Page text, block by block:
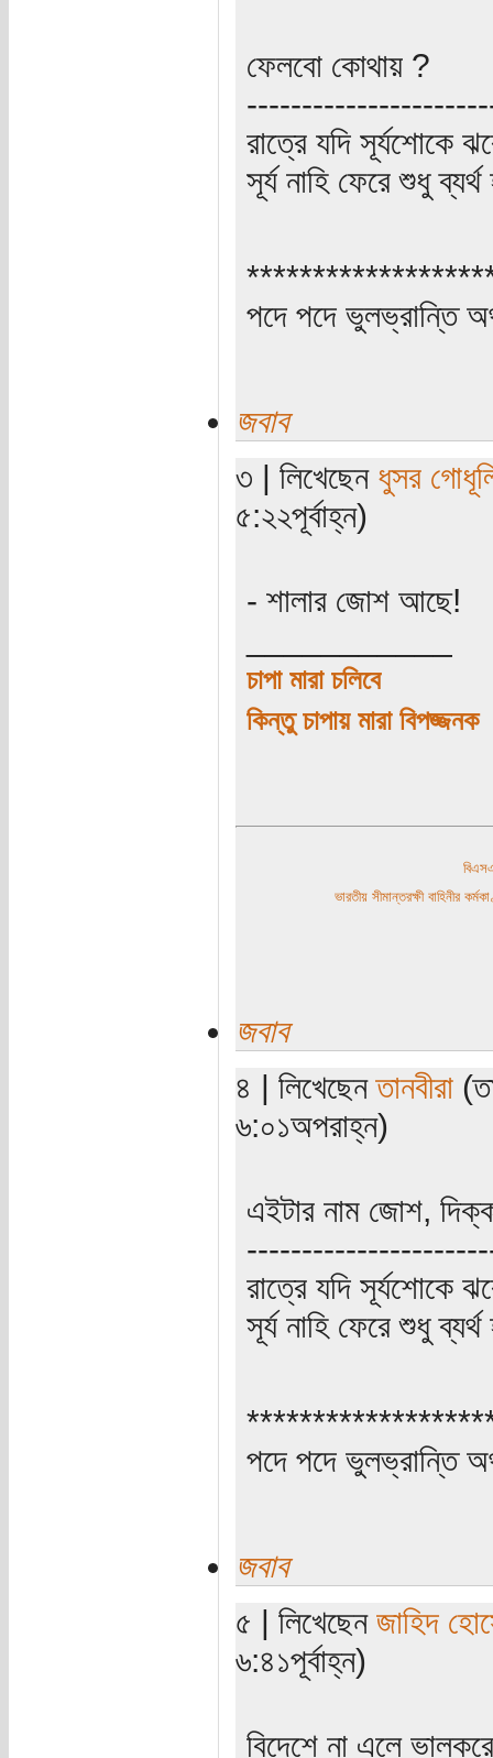
ফেলবো কোথায় ?
রাত্রে যদি সূর্যশোকে
সূর্য নাহি ফেরে শুধু ব্যর্থ
পদে পদে ভুলভ্রান্তি
জবাব
৩ | লিখেছেন ধুসর
৫:২২পূর্বাহ্ন)
- শালার জোশ আছে!
চাপা মারা চলিবে
কিন্তু চাপায় মারা বিপজ্জনক
ভারতীয় সীমান্তরক্ষী বাহিনীর
জবাব
৪ | লিখেছেনতানবীরা
৬:০১অপরাহ্ন)
এইটার নাম জোশ,
রাত্রে যদি সূর্যশোকে
সূর্য নাহি ফেরে শুধু ব্যর্থ
পদে পদে ভুলভ্রান্তি
জবাব
৫ | লিখেছেন জাহিদ
৬:৪১পূর্বাহ্ন)
বিদেশে না এলে